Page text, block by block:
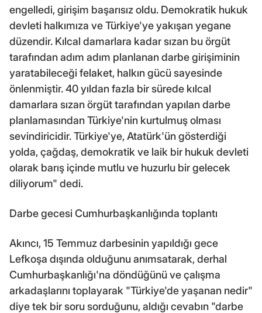
engelledi, girişim başarısız oldu. Demokratik hukuk
devleti halkımıza ve Türkiye'ye yakışan yegane
düzendir. Kılcal damarlara kadar sızan bu örgüt
tarafından adım adım planlanan darbe girişiminin
yaratabileceği felaket, halkın gücü sayesinde
önlenmiştir. 40 yıldan fazla bir sürede kılcal
damarlara sızan örgüt tarafından yapılan darbe
planlamasından Türkiye'nin kurtulmuş olması
sevindiricidir. Türkiye'ye, Atatürk'ün gösterdiği
yolda, çağdaş, demokratik ve laik bir hukuk devleti
olarak barış içinde mutlu ve huzurlu bir gelecek
diliyorum" dedi.
Darbe gecesi Cumhurbaşkanlığında toplantı
Akıncı, 15 Temmuz darbesinin yapıldığı gece
Lefkoşa dışında olduğunu anımsatarak, derhal
Cumhurbaşkanlığı'na döndüğünü ve çalışma
arkadaşlarını toplayarak "Türkiye'de yaşanan nedir"
diye tek bir soru sorduğunu, aldığı cevabın "darbe